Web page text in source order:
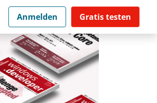
Anmelden Gratis testen